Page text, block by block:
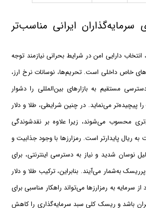
سرمایه‌گذاران ایرانی مناسب‌تر
انتخاب دارایی امن در شرایط بحرانی نیازمند توجه
خاص داخلی است. تحریم‌ها، نوسانات نرخ ارز،
مستقیم به بازارهای بین‌المللی را دشوار
می‌نماید. در چنین شرایطی، طلا و دلار
محسوب می‌شوند، زیرا علاوه بر نقدشوندگی
ریال پایدارتر است. رمزارزها با وجود جذابیت و
نوسان شدید و نیاز به دسترسی اینترنتی، برای
پرریسک به‌شمار می‌آیند. بنابراین، ترکیب طلا و دلار
به رمزارزها می‌تواند راهکار مناسبی برای
باشد و ریسک کلی سبد سرمایه‌گذاری را کاهش